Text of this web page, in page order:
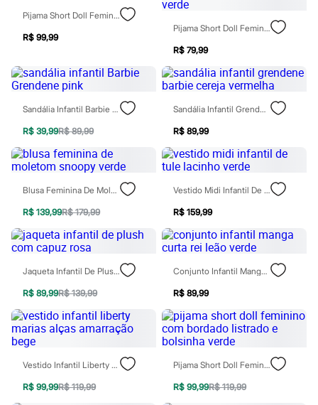
Acessórios
Bolsas e Mochilas
Chapéus e Bonés
Carteiras
Óculos
Relógios
Calçados
Chinelos
Sapatos
Sandálias e Papetes
Tênis
Moda esportiva
Acessórios
Bermudas
Camisetas
Calças
Calçados
Moda íntima
Cuecas
Meias
Pijamas
Moda praia
Personagens
Plus size
Blusas e Camisetas
Camisas
Casacos e Jaquetas
Pijama Short Doll Feminino Com Viscose Verde
R$ 99,99
Pijama Short Doll Feminino De Poliamida Com Renda Verde
R$ 79,99
Sandália Infantil Barbie Grendene Pink
R$ 39,99R$ 89,99
Sandália Infantil Grendene Barbie Cereja Vermelha
R$ 89,99
Blusa Feminina De Moletom Snoopy Verde
R$ 139,99R$ 179,99
Vestido Midi Infantil De Tule Lacinho Verde
R$ 159,99
Jaqueta Infantil De Plush Com Capuz Rosa
R$ 89,99R$ 139,99
Conjunto Infantil Manga Curta Rei Leão Verde
R$ 89,99
Vestido Infantil Liberty Marias Alças Amarração Bege
R$ 99,99R$ 119,99
Pijama Short Doll Feminino Com Bordado Listrado E Bolsinha Verde
R$ 99,99R$ 119,99